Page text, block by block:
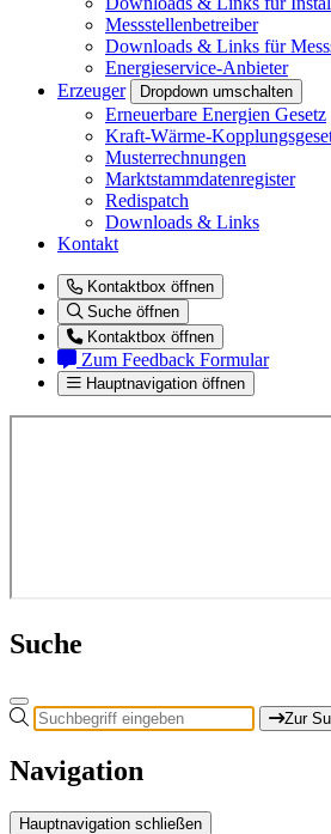
Messstellenbetreiber
Downloads & Links für
Energieservice-Anbieter
Erzeuger
Dropdown umschalten
Erneuerbare Energien Gesetz
Kraft-Wärme-
Musterrechnungen
Marktstammdatenregister
Redispatch
Downloads & Links
Kontakt
Kontaktbox öffnen
Suche öffnen
Kontaktbox öffnen
Zum Feedback Formular
Hauptnavigation öffnen
Suche
Zur
Navigation
Hauptnavigation schließen